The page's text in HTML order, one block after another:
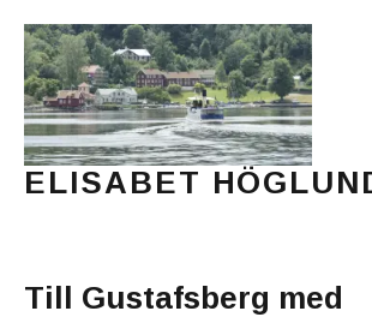
ELISABET
Till Gustafsberg med